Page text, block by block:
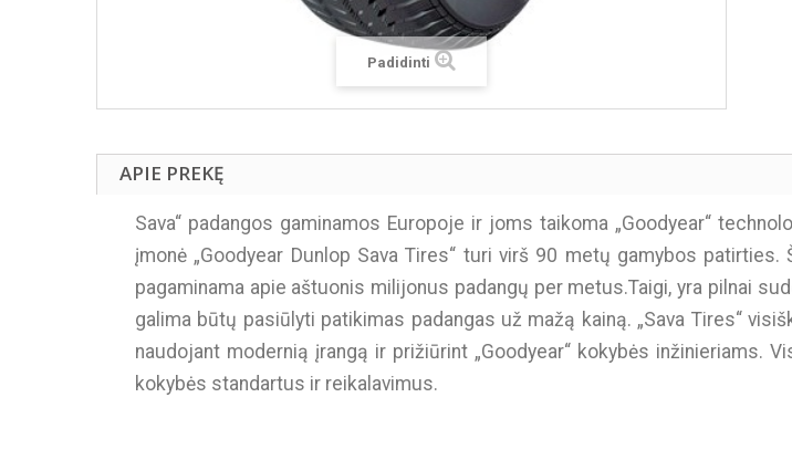
Padidinti
APIE PREKĘ
Sava“ padangos gaminamos Europoje ir joms taikoma „Goodyear“
įmonė „Goodyear Dunlop Sava Tires“ turi virš 90 metų gamybos
pagaminama apie aštuonis milijonus padangų per metus.Taigi, yra pilnai
galima būtų pasiūlyti patikimas padangas už mažą kainą. „Sava Tires“
naudojant modernią įrangą ir prižiūrint „Goodyear“ kokybės inžinieriams.
kokybės standartus ir reikalavimus.